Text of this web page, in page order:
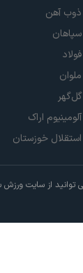
ذوب آهن
سپاهان
فولاد
ملوان
گل‌گهر
آلومینیوم اراک
استقلال خوزستان
از سایت ورزش